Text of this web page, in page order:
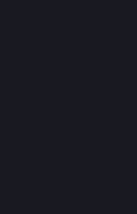
Los regalos que no se
del período estándar de
activado también pueden
pero debe ser el receptor
rembolso. En este caso,
regalo le serán devueltos
Si quieres saber cómo